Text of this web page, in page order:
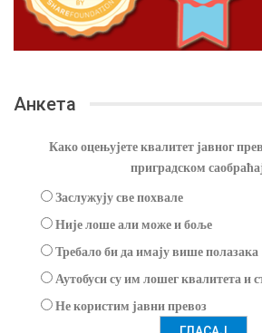
Анкета
Како оцењујете квалитет јавног
приградском
Заслужују све похвале
Није лоше али може и боље
Требало би да имају више полазака
Аутобуси су им лошег квалитета и
Не користим јавни превоз